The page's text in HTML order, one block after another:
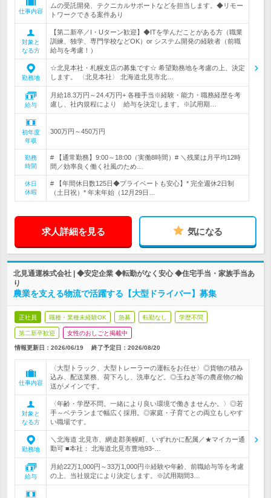
仕事内容
ムの受託開発、テクニカルサポートなどを担当します。◆リモー
トワークできる案件あり
対象と
なる方
【第二新卒／I・Uターン歓迎】◆ITを学んだことがある方（職業
訓練、独学、専門学校などOK）or システム開発の経験者（前職
給与を考慮！）
勤務地
☆北見本社・札幌支店の募集です☆ 希望勤務地を考慮の上、決定
します。 〈北見本社〉 北海道北見市北…
給与
月給18.3万円～24.4万円+ 各種手当※経験・能力・職務経歴を考
慮し、社内規程により 給与を決定します。※試用期…
初年度
年収
300万円～450万円
勤務
時間
# 【通常勤務】9:00～18:00（実働8時間）# ＼残業は月平均12時
間／効率良く働く社風のため…
休日
休暇
# 【年間休日数125日◆プライベートも安心】* 完全週休2日制
（土日祝）* 年末年始（12月29日…
求人詳細を見る 気になる
北見通運株式会社 | ◆安定企業 ◆転勤がなく安心 ◆住宅手当・家族手当あ
り
農業を支える物流で活躍する【大型ドライバー】募集
正社員 職種・業種未経験OK 急募 転勤なし 学歴不問
第二新卒歓迎 女性のおしごと掲載中
情報更新日：2026/06/19 終了予定日： 2026/08/20
仕事内容
〈大型トラック、大型トレーラーの運転をお任せ〉◎貨物の積み
込み、配送業務、荷下ろし、洗車など。◎玉ねぎ等の農産物の輸
送がメインです。
対象と
なる方
〈年齢・学歴不問。一緒により良い環境で働きませんか。〉◎若
手～ベテランまで幅広く採用。◎家庭・子育てとの両立もしやす
い職場です。
勤務地
＼北海道 北見市、網走郡美幌町、いずれかに配属／★マイカー通
勤可 ■本社： 北海道北見市豊地93-…
給与
月給22万1,000円～33万1,000円※経験や年齢、前職給与等を考慮
の上、当社規定により決定します。※試用期間3…